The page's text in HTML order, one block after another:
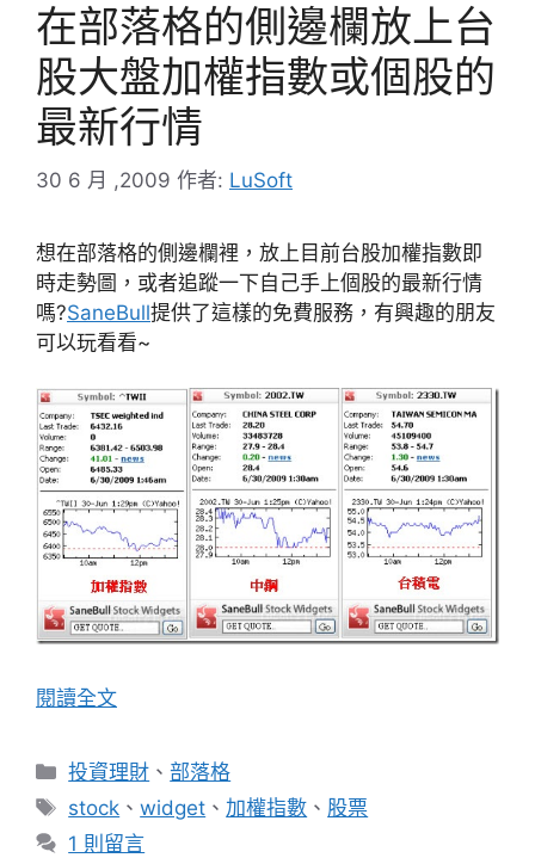
在部落格的側邊欄放上台
股大盤加權指數或個股的
最新行情
30 6 月 ,2009 作者: LuSoft
想在部落格的側邊欄裡，放上目前台股加權指數即
時走勢圖，或者追蹤一下自己手上個股的最新行情
嗎?SaneBull提供了這樣的免費服務，有興趣的朋友
可以玩看看~
閱讀全文
分
類
投資理財 、部落格
標
籤
stock 、widget 、加權指數 、 股票
1 則留言